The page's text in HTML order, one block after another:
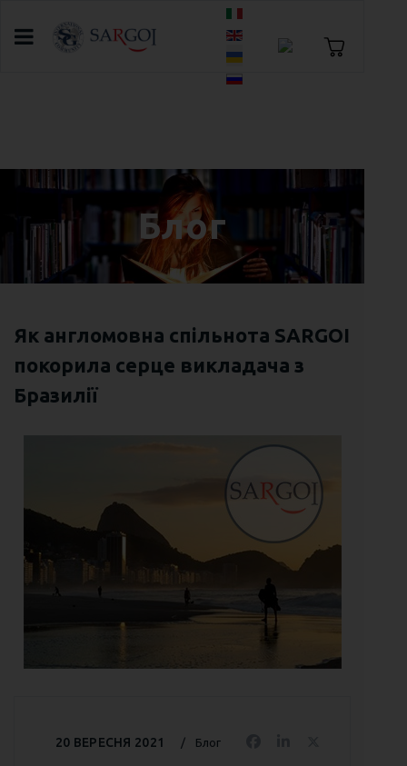
Оберіть свою мову
Блог
Як англомовна спільнота SARGOI
покорила серце викладача з
Бразилії
Блог
20 ВЕРЕСНЯ 2021